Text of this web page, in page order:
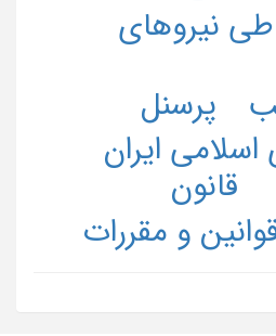
نیروهای
پرسنل
ایران
قانون
و مقررات